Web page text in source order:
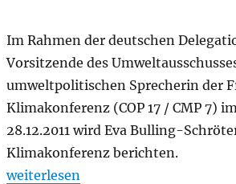
Im Rahmen der deutschen
Vorsitzende des
umweltpolitischen Sprecherin der
Klimakonferenz (COP 17 / CMP 7)
28.12.2011 wird Eva Bulling-
Klimakonferenz berichten.
„Mi, 28.12: Eva Bulling-Schröter
weiterlesen